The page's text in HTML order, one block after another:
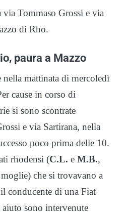
Tommaso Grossi e via
di Rho.
paura a Mazzo
nella mattinata di mercoledì
cause in corso di
si sono scontrate
e via Sartirana, nella
poco prima delle 10.
rhodensi (C.L. e M.B.,
che si trovavano a
conducente di una Fiat
sono intervenute